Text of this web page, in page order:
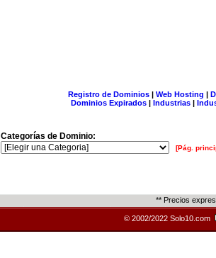
Registro de Dominios| Web Hosting |
Dominios Expirados | Industrias |
Categorías de Dominio:
[Pág.
** Precios
© 2002/2022 Solo10.com